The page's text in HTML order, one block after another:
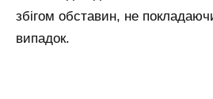
збігом обставин, не
випадок.